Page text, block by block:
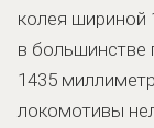
колея шириной
в большинстве
1435
локомотивы